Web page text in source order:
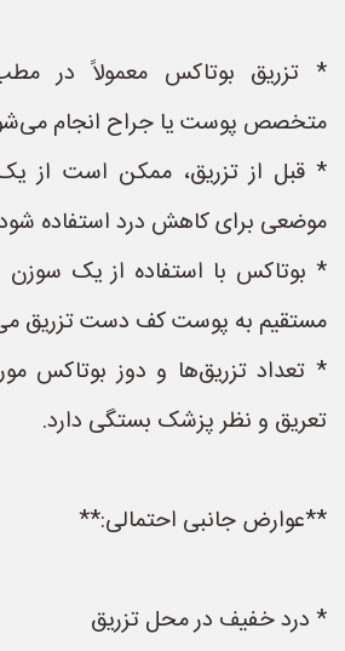
* تزریق بوتاکس معمولاً در
متخصص پوست یا جراح انجام
* قبل از تزریق، ممکن است از
موضعی برای کاهش درد استفاده
* بوتاکس با استفاده از یک
مستقیم به پوست کف دست تزریق
* تعداد تزریق‌ها و دوز بوتاکس
تعریق و نظر پزشک بستگی دارد.
**عوارض جانبی احتمالی:**
* درد خفیف در محل تزریق